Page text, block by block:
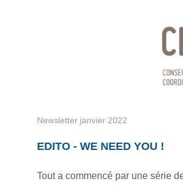
Newsletter janvier 2022
EDITO - WE NEED YOU !
Tout a commencé par une série